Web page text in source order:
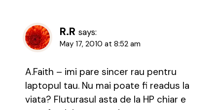
R.R says:
May 17, 2010 at 8:52 am
A.Faith – imi pare sincer rau pentru
laptopul tau. Nu mai poate fi readus la
viata? Fluturasul asta de la HP chiar e